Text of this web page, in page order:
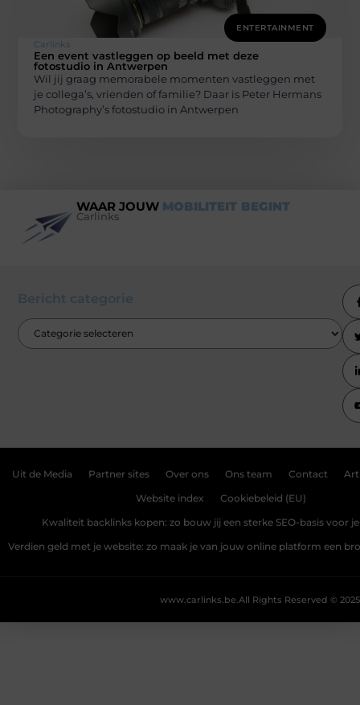
ENTERTAINMENT
Carlinks
Een event vastleggen op beeld met deze
fotostudio in Antwerpen
Wil jij graag memorabele momenten vastleggen met
je collega’s, vrienden of familie? Daar is Peter Hermans
Photography’s fotostudio in Antwerpen
WAAR JOUW MOBILITEIT BEGINT
Carlinks
Bericht categorie
Uit de Media Partner sites Over ons Ons team Contact
Website index Cookiebeleid (EU)
Kwaliteit backlinks kopen: zo bouw jij een sterke SEO-basis voor
Verdien geld met je website: zo maak je van jouw online platform een
All Rights Reserved © 2025
www.carlinks.be.